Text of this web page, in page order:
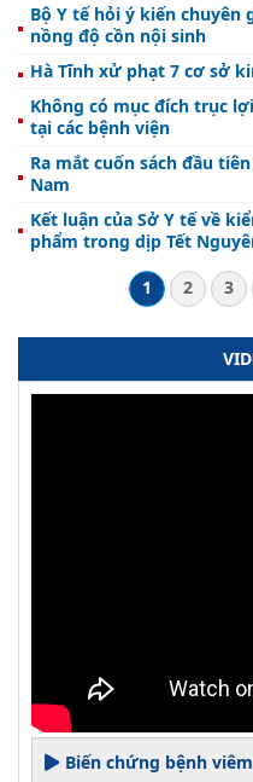
Bộ Y tế hỏi ý kiến chuyên
nồng độ cồn nội sinh
Hà Tĩnh xử phạt 7 cơ sở
Không có mục đích trục
tại các bệnh viện
Ra mắt cuốn sách đầu
Nam
Kết luận của Sở Y tế về
phẩm trong
1
2 3
Biến chứng bệnh